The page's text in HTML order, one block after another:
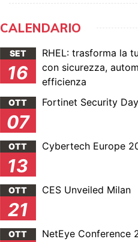
CALENDARIO
SET
16
RHEL: trasforma la
con sicurezza,
efficienza
OTT
07
Fortinet Security
OTT
13
Cybertech Europe
OTT
21
CES Unveiled Milan
OTT NetEye Conference